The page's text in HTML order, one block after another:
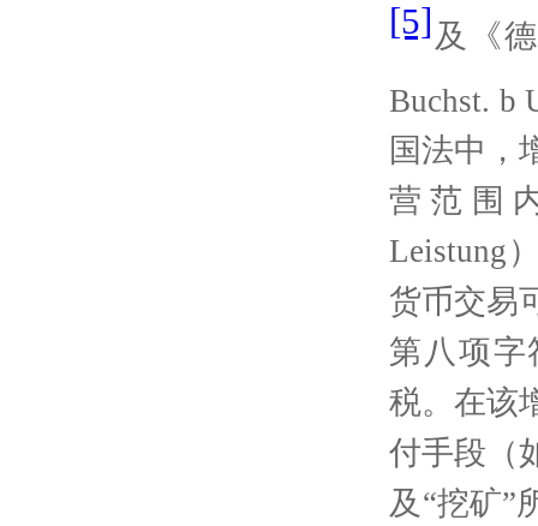
[5] 及
《
Buchst. b
国法中，
营范围
Leistung
货币交易
第八项字
税。在该
付手段（
及“挖矿”